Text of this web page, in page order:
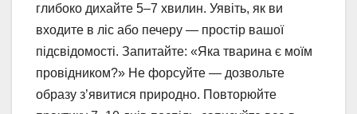
глибоко дихайте 5–7 хвилин. Уявіть, як ви
входите в ліс або печеру — простір вашої
підсвідомості. Запитайте: «Яка тварина є моїм
провідником?» Не форсуйте — дозвольте
образу з’явитися природно. Повторюйте